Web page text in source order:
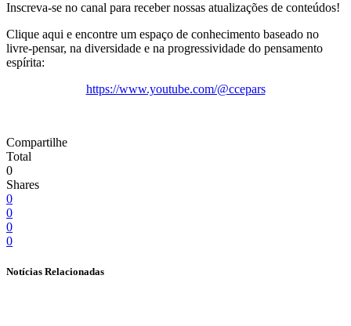
Inscreva-se no canal para receber nossas atualizações de conteúdos!
Clique aqui e encontre um espaço de conhecimento baseado no
livre-pensar, na diversidade e na progressividade do pensamento
espírita:
https://www.youtube.com/@ccepars
Compartilhe
Total
0
Shares
0
0
0
0
Notícias Relacionadas